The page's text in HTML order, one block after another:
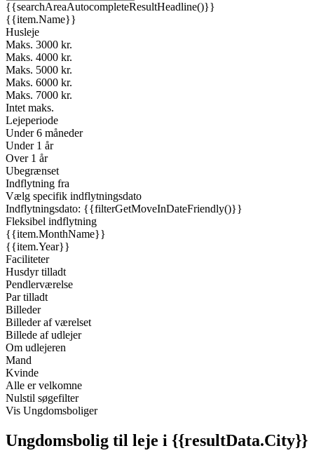
{{searchAreaAutocompleteResultHeadline()}}
{{item.Name}}
Husleje
Maks. 3000 kr.
Maks. 4000 kr.
Maks. 5000 kr.
Maks. 6000 kr.
Maks. 7000 kr.
Intet maks.
Lejeperiode
Under 6 måneder
Under 1 år
Over 1 år
Ubegrænset
Indflytning fra
Vælg specifik indflytningsdato
Indflytningsdato: {{filterGetMoveInDateFriendly()}}
Fleksibel indflytning
{{item.MonthName}}
{{item.Year}}
Faciliteter
Husdyr tilladt
Pendlerværelse
Par tilladt
Billeder
Billeder af værelset
Billede af udlejer
Om udlejeren
Mand
Kvinde
Alle er velkomne
Nulstil søgefilter
Vis Ungdomsboliger
Ungdomsbolig til leje i {{resultData.City}}